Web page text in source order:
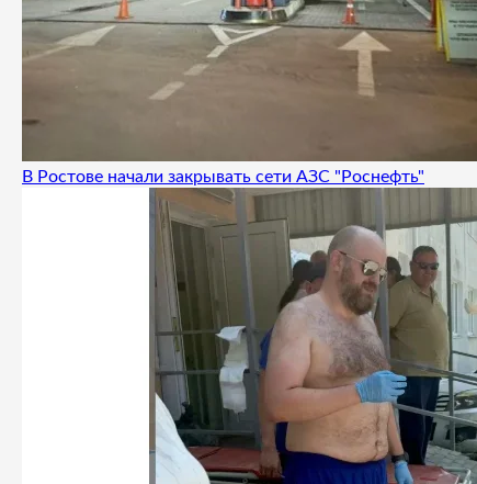
В Ростове начали закрывать сети АЗС "Роснефть"